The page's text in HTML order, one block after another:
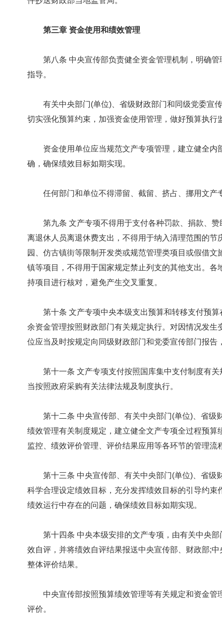
第三章 资金使用和绩效管理
第八条 中央宣传部负责健全资金管理机制，明确管
指导。
有关中央部门(单位)、省级财政部门和同级党委宣
切实强化预算约束，加强资金使用管理，做好预算执行
资金使用单位应当规范文产专项管理，建立健全内
确，确保绩效目标如期实现。
任何部门和单位不得滞留、截留、挤占、挪用文产
第九条 文产专项不得用于支付各种罚款、捐款、赞
离退休人员离退休费支出，不得用于纳入清理范围的
园、仿古镇街等限制开发类或规范管理类项目或假借
镇等项目，不得用于国家规定禁止列支的其他支出。
持项目进行核对，避免产生交叉重复。
第十条 文产专项中央本级支出预算和转移支付预算
余资金管理按照财政部门有关规定执行。对因情况发
位应当及时按规定向同级财政部门和党委宣传部门报
第十一条 文产专项支付按照国库集中支付制度有关
当按照政府采购有关法律法规及制度执行。
第十二条 中央宣传部、有关中央部门(单位)、省级
绩效管理有关制度规定，建立健全文产专项全过程预
监控、绩效评价管理、评价结果应用等各环节的管理流
第十三条 中央宣传部、有关中央部门(单位)、省级
科学合理设定绩效目标，充分发挥绩效目标的引导约
绩效运行中存在的问题，确保绩效目标如期实现。
第十四条 中央本级安排的文产专项，由有关中央部
效自评，并将绩效自评结果报送中央宣传部、财政部;
整体评价结果。
中央宣传部按照预算绩效管理等有关规定和资金管
评价。